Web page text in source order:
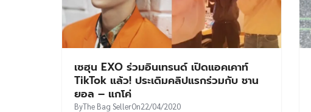
เซฮุน EXO ร่วมอินเทรนด์ เปิดแอคเคาท์
TikTok แล้ว! ประเดิมคลิปแรกร่วมกับ ชาน
ยอล – แกโค่
ByThe Bag SellerOn22/04/2020